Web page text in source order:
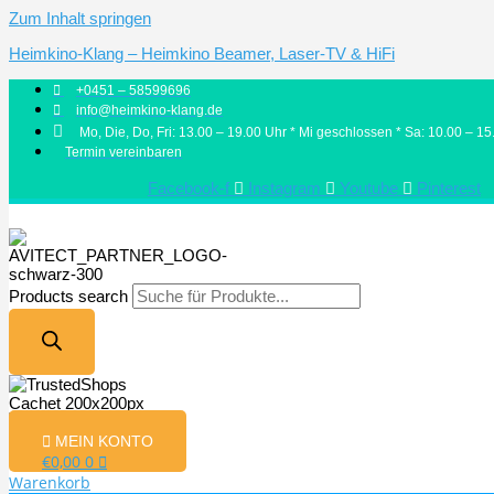
Zum Inhalt springen
Heimkino-Klang – Heimkino Beamer, Laser-TV & HiFi
+0451 – 58599696
info@heimkino-klang.de
Mo, Die, Do, Fri: 13.00 – 19.00 Uhr * Mi geschlossen * Sa: 10.00 –
Termin vereinbaren
Facebook-f Instagram Youtube Pinterest
Products search
MEIN KONTO
€0,00 0
Warenkorb